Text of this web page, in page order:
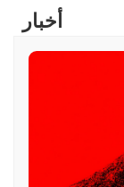
أخبار